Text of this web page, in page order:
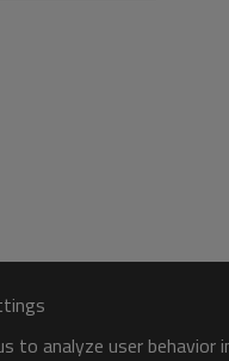
to analyze user